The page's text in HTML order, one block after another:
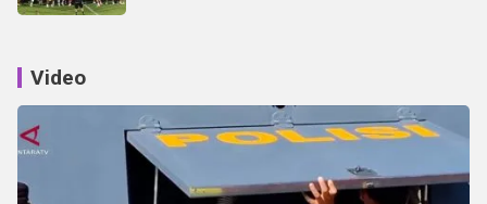
Video